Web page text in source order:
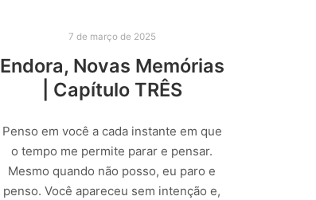
7 de março de 2025
Endora, Novas Memórias
| Capítulo TRÊS
Penso em você a cada instante em que
o tempo me permite parar e pensar.
Mesmo quando não posso, eu paro e
penso. Você apareceu sem intenção e,